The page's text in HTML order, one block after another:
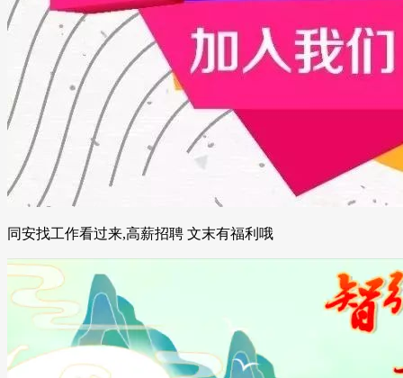
同安找工作看过来,高薪招聘 文末有福利哦